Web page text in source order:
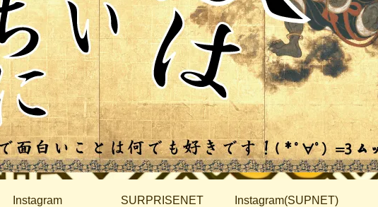
Instagram SURPRISENET Instagram(SUPNET)